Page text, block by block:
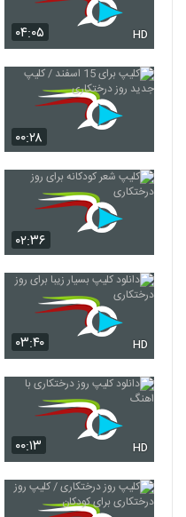
۰۴:۰۵ HD
۰۰:۲۸
۰۲:۳۶
۰۳:۴۰ HD
۰۰:۱۳ HD